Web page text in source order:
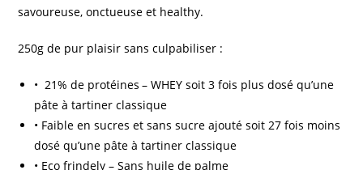
savoureuse, onctueuse et healthy.
250g de pur plaisir sans culpabiliser :
• 21% de protéines – WHEY soit 3 fois plus dosé qu’une
pâte à tartiner classique
• Faible en sucres et sans sucre ajouté soit 27 fois moins
dosé qu’une pâte à tartiner classique
• Eco frindely – Sans huile de palme